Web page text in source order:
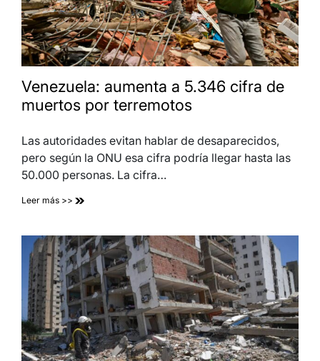
Venezuela: aumenta a 5.346 cifra de
muertos por terremotos
Las autoridades evitan hablar de desaparecidos,
pero según la ONU esa cifra podría llegar hasta las
50.000 personas. La cifra…
Leer más >>